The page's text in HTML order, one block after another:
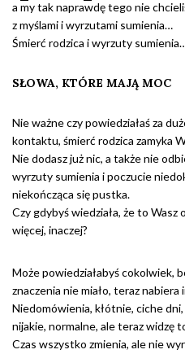
a my tak naprawdę tego nie
z myślami i wyrzutami sumienia…
Śmierć rodzica i wyrzuty
SŁOWA, KTÓRE MAJĄ MOC
Nie ważne czy powiedziałaś za
kontaktu, śmierć rodzica zamyka
Nie dodasz już nic, a także nie
wyrzuty sumienia i poczucie
niekończąca się pustka.
Czy gdybyś wiedziała, że to
więcej, inaczej?
Może powiedziałabyś cokolwiek,
znaczenia nie miało, teraz
Niedomówienia, kłótnie, ciche
nijakie, normalne, ale teraz widzę
Czas wszystko zmienia, ale nie